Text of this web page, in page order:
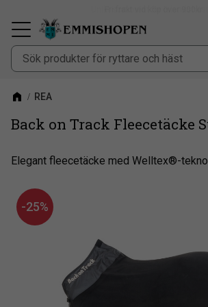
Meny
REA
Back on Track Fleecetäcke
Elegant fleecetäcke med Welltex®-
25%